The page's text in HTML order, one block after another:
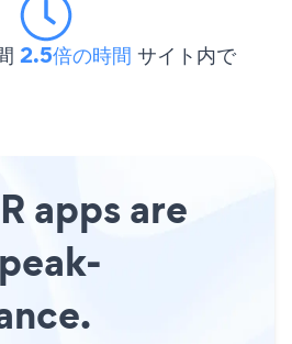
2.5倍の時間 サイト内で
apps are